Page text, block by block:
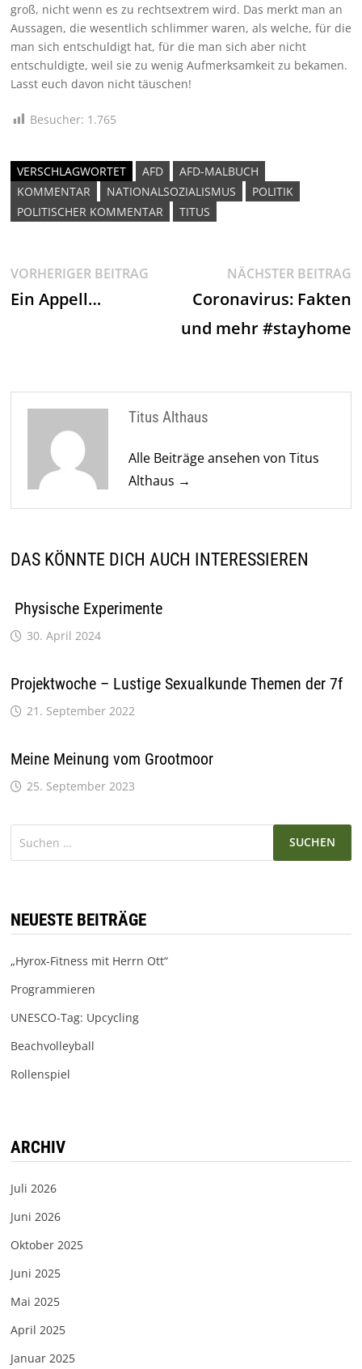
groß, nicht wenn es zu rechtsextrem wird. Das merkt man an
Aussagen, die wesentlich schlimmer waren, als welche, für die
man sich entschuldigt hat, für die man sich aber nicht
entschuldigte, weil sie zu wenig Aufmerksamkeit zu bekamen.
Lasst euch davon nicht täuschen!
Besucher: 1.765
VERSCHLAGWORTET AFD
AFD-MALBUCH
KOMMENTAR
NATIONALSOZIALISMUS
POLITIK
POLITISCHER KOMMENTAR
TITUS
Beitragsnavigation
VORHERIGER BEITRAGVorheriger
Ein Appell…
NÄCHSTER BEITRAG
Coronavirus: Fakten
und mehr #stayhome
Titus Althaus
Alle Beiträge ansehen von Titus
Althaus →
DAS KÖNNTE DICH AUCH INTERESSIEREN
Physische Experimente
30. April 2024
Projektwoche – Lustige Sexualkunde Themen der 7f
21. September 2022
Meine Meinung vom Grootmoor
25. September 2023
NEUESTE BEITRÄGE
„Hyrox-Fitness mit Herrn Ott“
Programmieren
UNESCO-Tag: Upcycling
Beachvolleyball
Rollenspiel
ARCHIV
Juli 2026
Juni 2026
Oktober 2025
Juni 2025
Mai 2025
April 2025
Januar 2025